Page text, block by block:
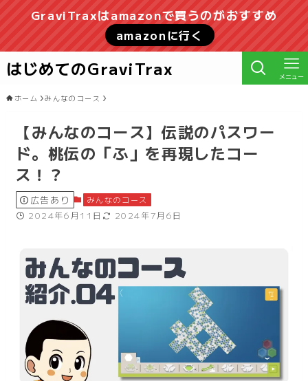
GraviTraxはamazonで買うのがおすすめ
amazonに行く
はじめてのGraviTrax メニュー
ホーム みんなのコース
【みんなのコース】伝説のパスワー
ド。桃伝の「ふ」を再現したコー
ス！？
広告あり みんなのコース
2024年6月11日 2024年7月6日